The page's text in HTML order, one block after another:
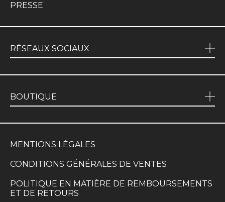
PRESSE
RÉSEAUX SOCIAUX
BOUTIQUE
MENTIONS LÉGALES
CONDITIONS GÉNÉRALES DE VENTES
POLITIQUE EN MATIÈRE DE REMBOURSEMENTS
ET DE RETOURS